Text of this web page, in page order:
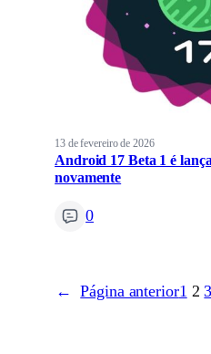
13 de fevereiro de 2026
Android 17 Beta 1 é
novamente
0
← Página anterior1 2 3